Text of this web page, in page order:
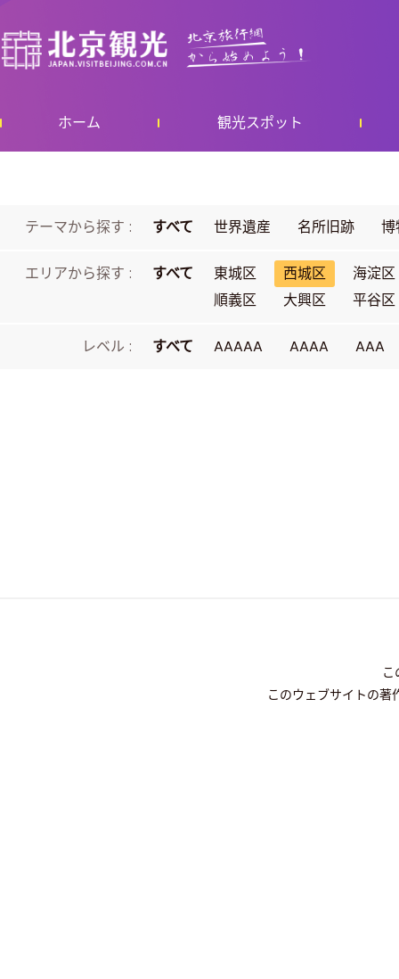
ホーム 観光スポット
テーマから探す : すべて 世界遺産 名所旧跡
エリアから探す : すべて 東城区 西城区
海淀区
順義区
大興区 平谷区
レベル : すべて AAAAA AAAA AAA
このウェブサイトの